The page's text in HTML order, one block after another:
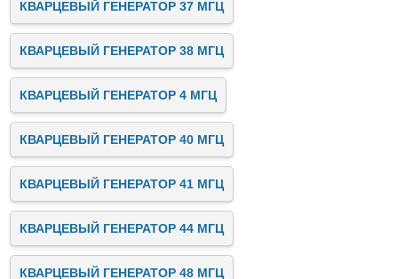
КВАРЦЕВЫЙ ГЕНЕРАТОР 37 МГЦ
КВАРЦЕВЫЙ ГЕНЕРАТОР 38 МГЦ
КВАРЦЕВЫЙ ГЕНЕРАТОР 4 МГЦ
КВАРЦЕВЫЙ ГЕНЕРАТОР 40 МГЦ
КВАРЦЕВЫЙ ГЕНЕРАТОР 41 МГЦ
КВАРЦЕВЫЙ ГЕНЕРАТОР 44 МГЦ
КВАРЦЕВЫЙ ГЕНЕРАТОР 48 МГЦ